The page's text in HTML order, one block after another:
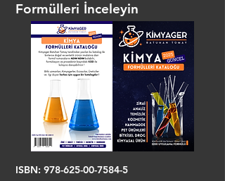
Formülleri İnceleyin
ISBN: 978-625-00-7584-5